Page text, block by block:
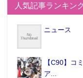
人気記事ランキン
ニュース
【C90】コ
ア...